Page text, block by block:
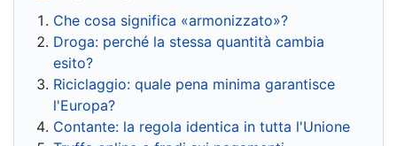
Che cosa significa «armonizzato»?
Droga: perché la stessa quantità cambia
esito?
Riciclaggio: quale pena minima garantisce
l'Europa?
Contante: la regola identica in tutta l'Unione